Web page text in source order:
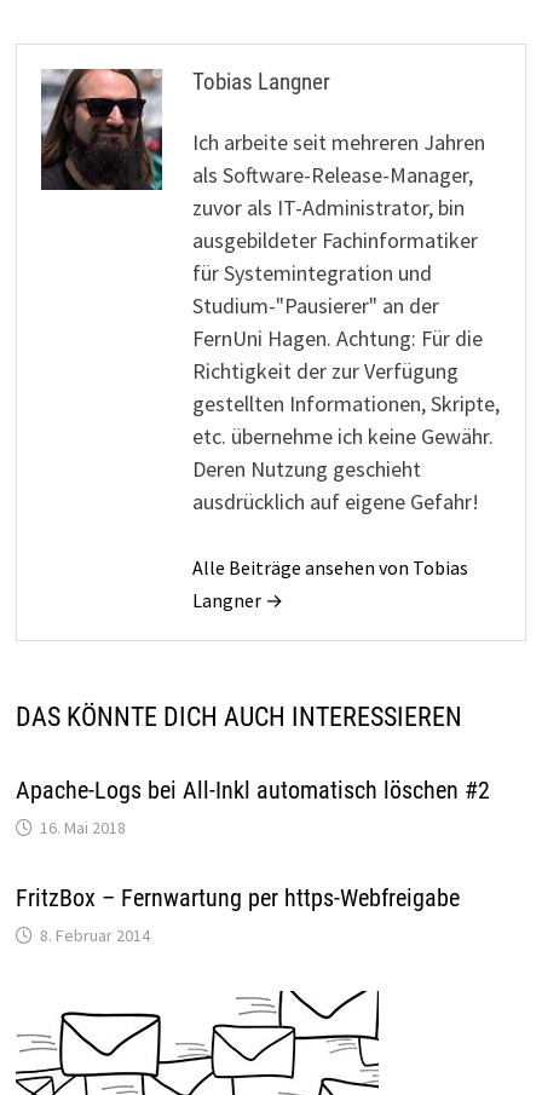
Tobias Langner
Ich arbeite seit mehreren Jahren
als Software-Release-Manager,
zuvor als IT-Administrator, bin
ausgebildeter Fachinformatiker
für Systemintegration und
Studium-"Pausierer" an der
FernUni Hagen. Achtung: Für die
Richtigkeit der zur Verfügung
gestellten Informationen, Skripte,
etc. übernehme ich keine Gewähr.
Deren Nutzung geschieht
ausdrücklich auf eigene Gefahr!
Alle Beiträge ansehen von Tobias
Langner →
DAS KÖNNTE DICH AUCH INTERESSIEREN
Apache-Logs bei All-Inkl automatisch löschen #2
16. Mai 2018
FritzBox – Fernwartung per https-Webfreigabe
8. Februar 2014